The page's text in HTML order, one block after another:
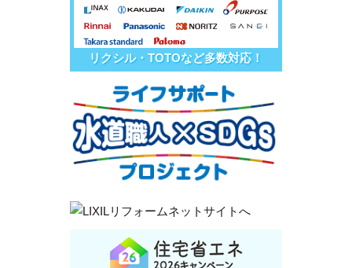
リクシル・TOTOなど多数対応！